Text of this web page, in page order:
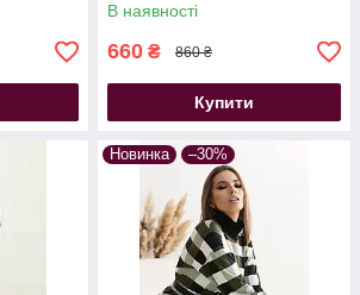
В наявності
660 ₴ 860 ₴
Купити
Новинка –30%